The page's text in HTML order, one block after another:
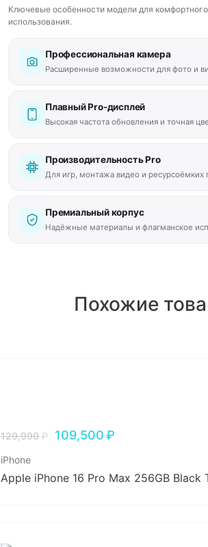
Ключевые особенности модели для
использования.
Профессиональная камера
Расширенные возможности для фото и
Плавный Pro-дисплей
Высокая частота обновления и точная
Производительность Pro
Для игр, монтажа видео и
Премиальный корпус
Надёжные материалы и флагманское
Похожие
129,990₽ 109,500₽
iPhone
Apple iPhone 16 Pro Max 256GB